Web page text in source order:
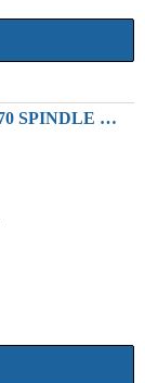
REPARATUR MITSUBISHI MDS-B-SP-370 SPINDLE DRIVE UNIT 37KW 230VAC